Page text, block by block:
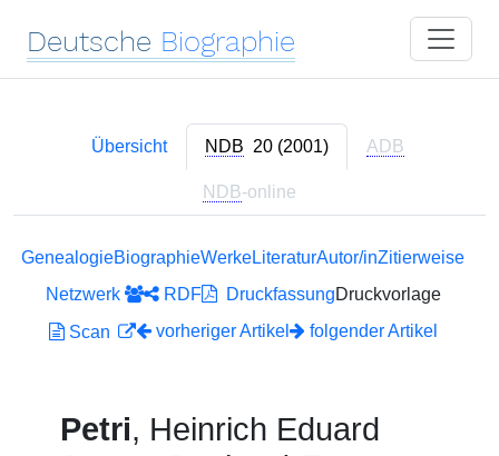
Deutsche Biographie
Übersicht NDB 20 (2001) ADB
NDB-online
GenealogieBiographieWerkeLiteraturAutor/inZitierweise
Netzwerk
RDF DruckfassungDruckvorlage
Scan
vorheriger Artikel folgender Artikel
Petri, Heinrich Eduard